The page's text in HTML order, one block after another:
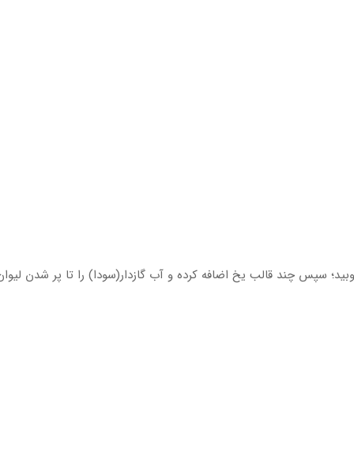
سپس چند قالب یخ اضافه کرده و آب گازدار(سودا) را تا پر شدن